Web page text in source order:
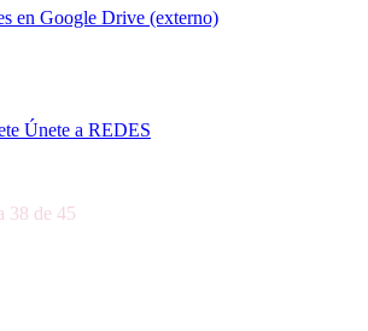
en Google Drive (externo)
Únete a REDES
38 de 45